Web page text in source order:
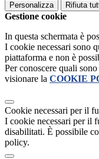
Personalizza Rifiuta
Gestione cookie
In questa schermata è
I cookie necessari sono
piattaforma e non è
Per conoscere quali
visionare la COOKIE
Cookie necessari per il
I cookie necessari per il
disabilitati. È possibile
policy.